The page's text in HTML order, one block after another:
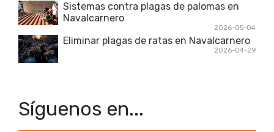
Sistemas contra plagas de palomas en
Navalcarnero
2026-05-04
Eliminar plagas de ratas en Navalcarnero
2026-04-29
Síguenos en...